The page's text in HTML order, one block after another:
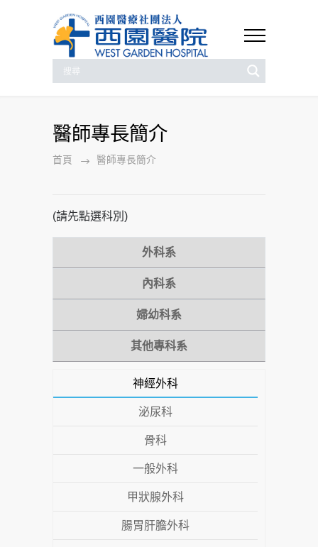
醫師專長簡介
首頁 醫師專長簡介
(請先點選科別)
外科系
內科系
婦幼科系
其他專科系
神經外科
泌尿科
骨科
一般外科
甲狀腺外科
腸胃肝膽外科